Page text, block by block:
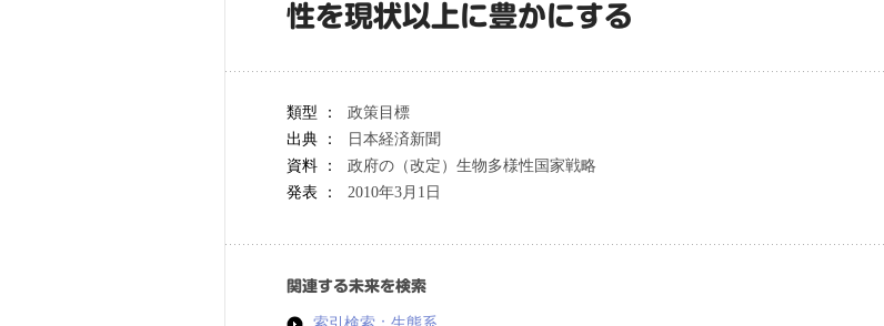
性を現状以上に豊かにする
類型 ：
政策目標
出典 ：
日本経済新聞
資料 ：
政府の（改定）生物多様性国家戦略
発表 ：
2010年3月1日
関連する未来を検索